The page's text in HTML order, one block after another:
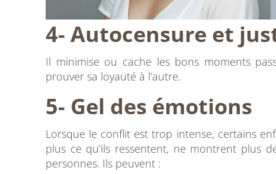
4- Autocensure et
Il minimise ou cache les bons moments
prouver sa loyauté à l’autre.
5- Gel des émotions
Lorsque le conflit est trop intense, certains
plus ce qu’ils ressentent, ne montrent plus
personnes. Ils peuvent :